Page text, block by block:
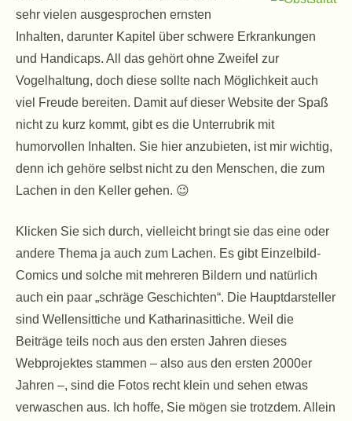
sehr vielen ausgesprochen ernsten
Inhalten, darunter Kapitel über schwere Erkrankungen
und Handicaps. All das gehört ohne Zweifel zur
Vogelhaltung, doch diese sollte nach Möglichkeit auch
viel Freude bereiten. Damit auf dieser Website der Spaß
nicht zu kurz kommt, gibt es die Unterrubrik mit
humorvollen Inhalten. Sie hier anzubieten, ist mir wichtig,
denn ich gehöre selbst nicht zu den Menschen, die zum
Lachen in den Keller gehen. 😉
Klicken Sie sich durch, vielleicht bringt sie das eine oder
andere Thema ja auch zum Lachen. Es gibt Einzelbild-
Comics und solche mit mehreren Bildern und natürlich
auch ein paar „schräge Geschichten“. Die Hauptdarsteller
sind Wellensittiche und Katharinasittiche. Weil die
Beiträge teils noch aus den ersten Jahren dieses
Webprojektes stammen – also aus den ersten 2000er
Jahren –, sind die Fotos recht klein und sehen etwas
verwaschen aus. Ich hoffe, Sie mögen sie trotzdem. Allein